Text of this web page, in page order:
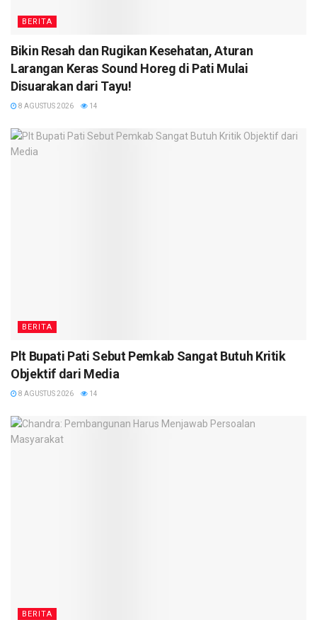
BERITA
Bikin Resah dan Rugikan Kesehatan, Aturan
Larangan Keras Sound Horeg di Pati Mulai
Disuarakan dari Tayu!
8 AGUSTUS 2026 14
BERITA
Plt Bupati Pati Sebut Pemkab Sangat Butuh Kritik
Objektif dari Media
8 AGUSTUS 2026 14
BERITA